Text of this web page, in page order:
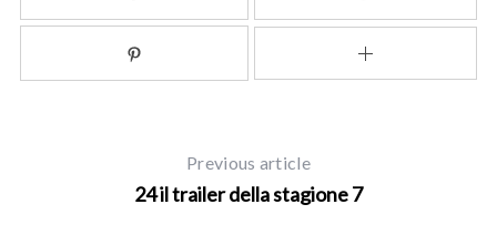
Previous article
24 il trailer della stagione 7